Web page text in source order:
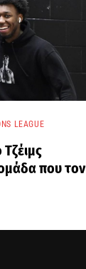
LEAGUE
που τον